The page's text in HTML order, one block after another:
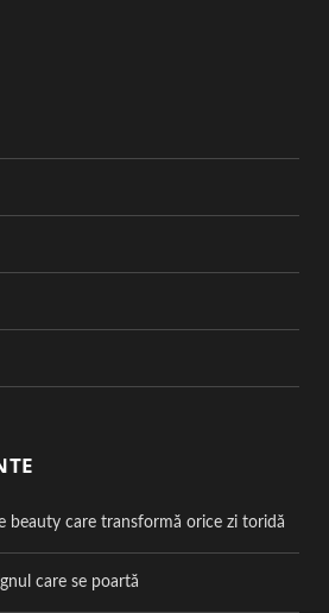
beauty care transformă orice zi toridă
care se poartă